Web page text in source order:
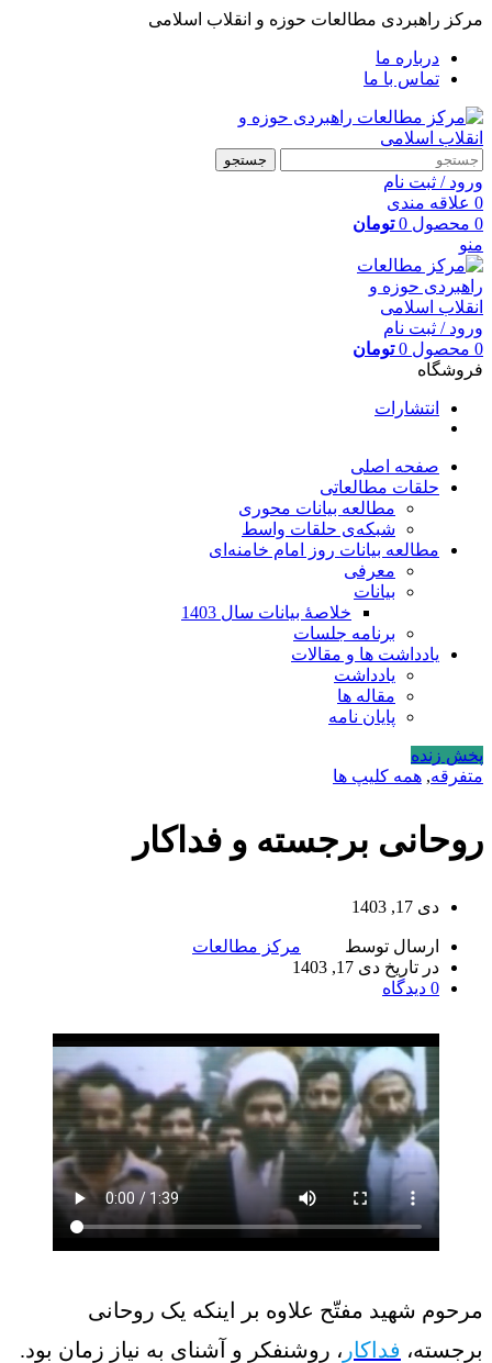
مرکز راهبردی مطالعات حوزه و انقلاب اسلامی
درباره ما
تماس با ما
جستجو
ورود / ثبت نام
0 علاقه مندی
0 محصول 0 تومان
منو
ورود / ثبت نام
0 محصول 0 تومان
فروشگاه
انتشارات
صفحه اصلی
حلقات مطالعاتی
مطالعه بیانات محوری
شبکه‌ی حلقات واسط
مطالعه بیانات روز امام خامنه‌ای
معرفی
بیانات
خلاصۀ بیانات سال 1403
برنامه جلسات
یادداشت ها و مقالات
یادداشت
مقاله ها
پایان نامه
پخش زنده
متفرقه, همه کلیپ ها
روحانی برجسته و فداکار
دی 17, 1403
ارسال توسط
مرکز مطالعات
در تاریخ دی 17, 1403
0 دیدگاه
مرحوم شهید مفتّح علاوه بر اینکه یک روحانی
برجسته، فداکار ، روشنفکر و آشنای به نیاز زمان بود.